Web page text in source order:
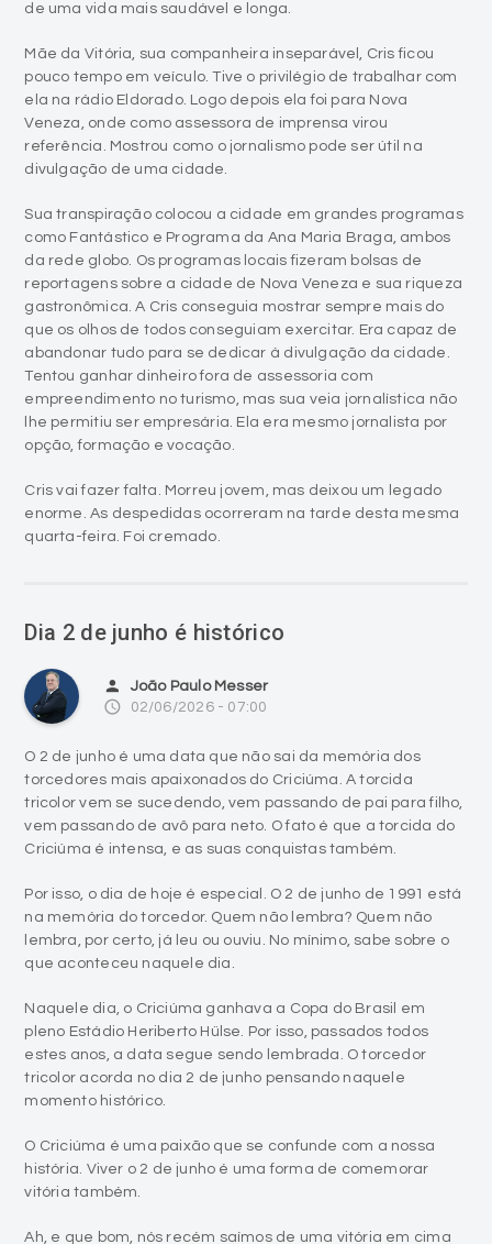
de uma vida mais saudável e longa.
Mãe da Vitória, sua companheira inseparável, Cris ficou
pouco tempo em veículo. Tive o privilégio de trabalhar com
ela na rádio Eldorado. Logo depois ela foi para Nova
Veneza, onde como assessora de imprensa virou
referência. Mostrou como o jornalismo pode ser útil na
divulgação de uma cidade.
Sua transpiração colocou a cidade em grandes programas
como Fantástico e Programa da Ana Maria Braga, ambos
da rede globo. Os programas locais fizeram bolsas de
reportagens sobre a cidade de Nova Veneza e sua riqueza
gastronômica. A Cris conseguia mostrar sempre mais do
que os olhos de todos conseguiam exercitar. Era capaz de
abandonar tudo para se dedicar à divulgação da cidade.
Tentou ganhar dinheiro fora de assessoria com
empreendimento no turismo, mas sua veia jornalística não
lhe permitiu ser empresária. Ela era mesmo jornalista por
opção, formação e vocação.
Cris vai fazer falta. Morreu jovem, mas deixou um legado
enorme. As despedidas ocorreram na tarde desta mesma
quarta-feira. Foi cremado.
Dia 2 de junho é histórico
person João Paulo Messer
access_time 02/06/2026 - 07:00
O 2 de junho é uma data que não sai da memória dos
torcedores mais apaixonados do Criciúma. A torcida
tricolor vem se sucedendo, vem passando de pai para filho,
vem passando de avô para neto. O fato é que a torcida do
Criciúma é intensa, e as suas conquistas também.
Por isso, o dia de hoje é especial. O 2 de junho de 1991 está
na memória do torcedor. Quem não lembra? Quem não
lembra, por certo, já leu ou ouviu. No mínimo, sabe sobre o
que aconteceu naquele dia.
Naquele dia, o Criciúma ganhava a Copa do Brasil em
pleno Estádio Heriberto Hülse. Por isso, passados todos
estes anos, a data segue sendo lembrada. O torcedor
tricolor acorda no dia 2 de junho pensando naquele
momento histórico.
O Criciúma é uma paixão que se confunde com a nossa
história. Viver o 2 de junho é uma forma de comemorar
vitória também.
Ah, e que bom, nós recém saímos de uma vitória em cima